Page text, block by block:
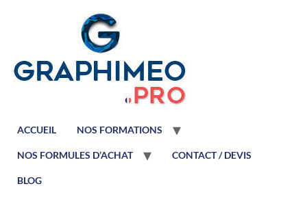
ACCUEIL NOS FORMATIONS
NOS FORMULES D’ACHAT CONTACT / DEVIS
BLOG